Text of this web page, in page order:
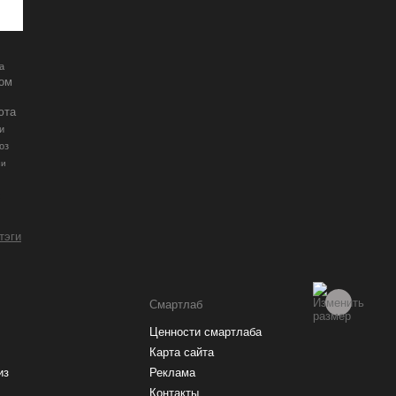
Смартлаб
Ценности смартлаба
Карта сайта
Реклама
Контакты